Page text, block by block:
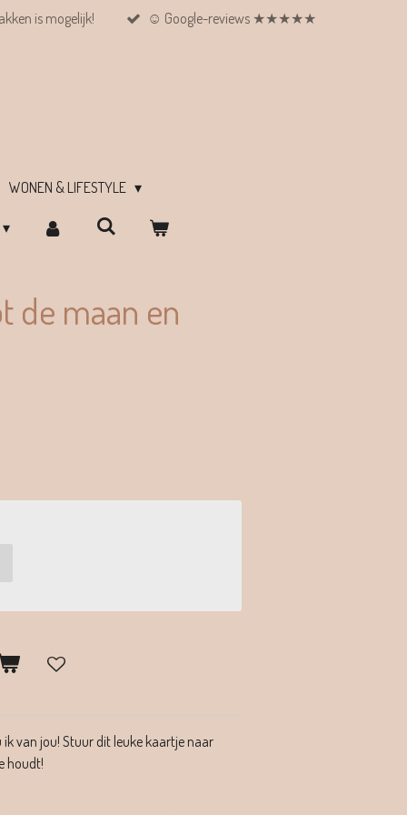
is mogelijk! ☺︎ Google-reviews ★★★★★
WONEN & LIFESTYLE
de maan en
van jou! Stuur dit leuke kaartje naar
houdt!